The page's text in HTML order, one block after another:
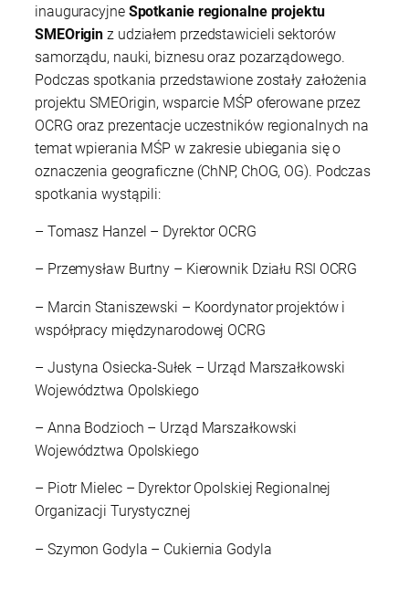
inauguracyjne Spotkanie regionalne projektu
SMEOriginz udziałem przedstawicieli sektorów
samorządu, nauki, biznesu oraz pozarządowego.
Podczas spotkania przedstawione zostały założenia
projektu SMEOrigin, wsparcie MŚP oferowane przez
OCRG oraz prezentacje uczestników regionalnych na
temat wpierania MŚP w zakresie ubiegania się o
oznaczenia geograficzne (ChNP, ChOG, OG). Podczas
spotkania wystąpili:
– Tomasz Hanzel – Dyrektor OCRG
– Przemysław Burtny – Kierownik Działu RSI OCRG
– Marcin Staniszewski – Koordynator projektów i
współpracy międzynarodowej OCRG
– Justyna Osiecka-Sułek – Urząd Marszałkowski
Województwa Opolskiego
– Anna Bodzioch – Urząd Marszałkowski
Województwa Opolskiego
– Piotr Mielec – Dyrektor Opolskiej Regionalnej
Organizacji Turystycznej
– Szymon Godyla – Cukiernia Godyla